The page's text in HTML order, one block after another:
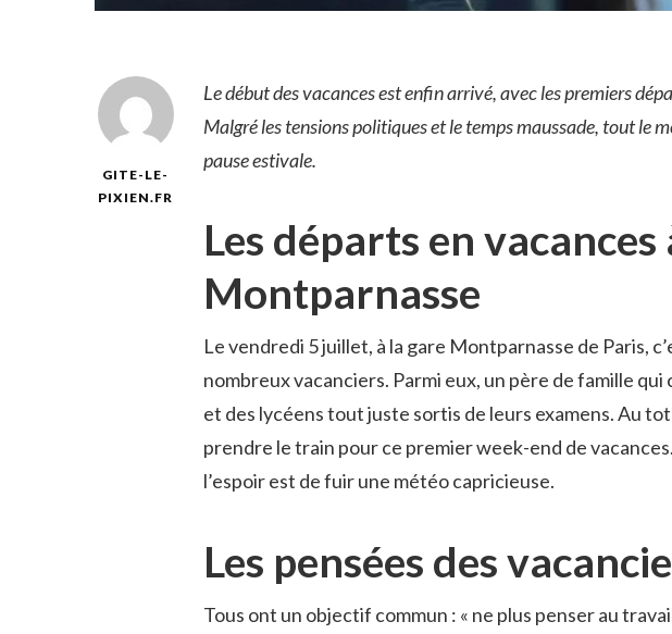
GITE-LE-
PIXIEN.FR
Le début des vacances est enfin arrivé, avec les premiers
Malgré les tensions politiques et le temps maussade, tout le
pause estivale.
Les départs en vacances
Montparnasse
Le vendredi 5 juillet, à la gare Montparnasse de Paris,
nombreux vacanciers. Parmi eux, un père de famille qui
et des lycéens tout juste sortis de leurs examens. Au
prendre le train pour ce premier week-end de
l’espoir est de fuir une météo capricieuse.
Les pensées des
Tous ont un objectif commun : « ne plus penser au